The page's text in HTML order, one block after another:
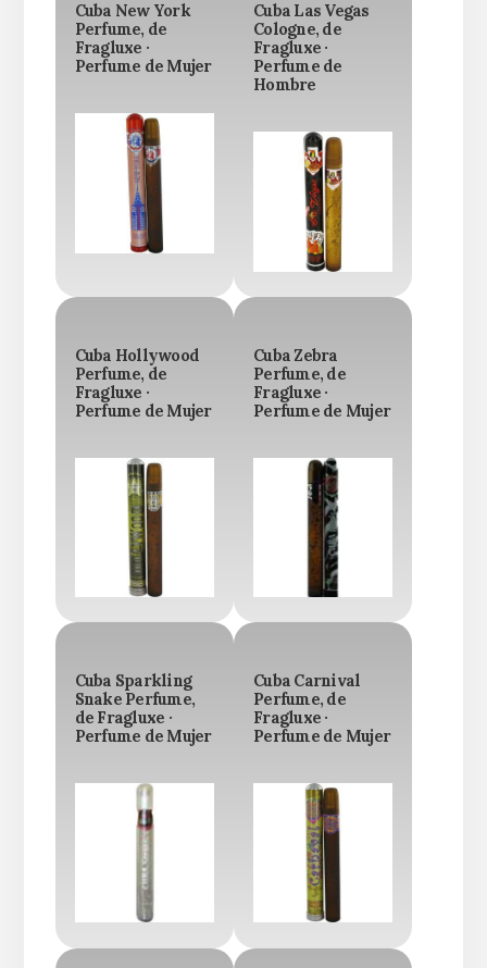
Cuba New York
Perfume, de
Fragluxe ·
Perfume de Mujer
Cuba Las Vegas
Cologne, de
Fragluxe ·
Perfume de
Hombre
Cuba Hollywood
Perfume, de
Fragluxe ·
Perfume de Mujer
Cuba Zebra
Perfume, de
Fragluxe ·
Perfume de Mujer
Cuba Sparkling
Snake Perfume,
de Fragluxe ·
Perfume de Mujer
Cuba Carnival
Perfume, de
Fragluxe ·
Perfume de Mujer